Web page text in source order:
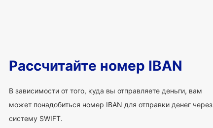
Рассчитайте номер IBAN
В зависимости от того, куда вы отправляете деньги, вам
может понадобиться номер IBAN для отправки денег через
систему SWIFT.